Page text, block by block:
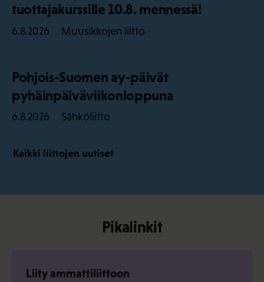
tuottajakurssille 10.8. mennessä!
6.8.2026 Muusikkojen liitto
Pohjois-Suomen ay-päivät
pyhäinpäiväviikonloppuna
6.8.2026 Sähköliitto
Kaikki liittojen uutiset
Pikalinkit
Liity ammattiliittoon